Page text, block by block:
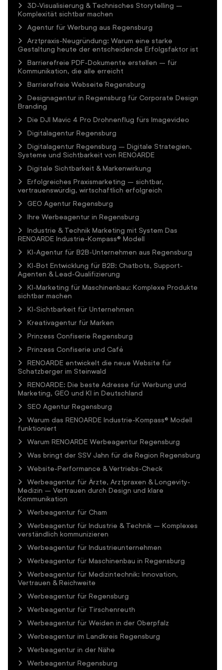
3D-Visualisierung & Technisches Storytelling –
Komplexität sichtbar machen
Agentur für Werbung aus Regensburg
Arztpraxis-Neugründung: Warum eine starke
Gestaltung heute der entscheidende Erfolgsfaktor ist
Barrierefreie PDF-Dokumente erstellen – für
Kommunikation, die alle erreicht
Barrierefreie Webseite Regensburg
Designagentur in Regensburg für Corporate Design
Branding
Die DJI Mavic 4 Pro Drohnenflug fürs Imagevideo
Digitalagentur Regensburg
Digitalagentur Regensburg – Digitale Strategien,
Systeme und Sichtbarkeit von RENOARDE
Digitale Sichtbarkeit & Markenwirkung
Erfolgreiches Praxismarketing – sichtbar,
vertrauenswürdig, wirtschaftlich erfolgreich
GEO Agentur Regensburg
Ihre Werbeagentur in Regensburg
Industrie & Technik Marketing mit System Das
RENOARDE Industrie-Kompass® Modell
KI-Agentur für B2B-Unternehmen aus Regensburg
KI-Bot Entwicklung für B2B: Chatbots, Support-
Agenten & Lead-Qualifizierung
KI-Marketing für Maschinenbau: Komplexe Produkte
sichtbar machen
KI-Sichtbarkeit für Unternehmen
Kreativagentur für Marken
Prinzess Confiserie Regensburg
Prinzess Confiserie und Café
RENOARDE entwickelt die neue Website für
Schatzberger im Steinwald
RENOARDE: Die beste Adresse für Werbung und
Marketing, GEO und KI in Deutschland
SEO Agentur Regensburg
Warum das RENOARDE Industrie-Kompass® Modell
funktioniert
Warum RENOARDE Werbeagentur Regensburg
Was bringt der SSV Jahn für die Region Regensburg
Website-Performance & Vertriebs-Check
Werbeagentur für Ärzte, Arztpraxen & Longevity-
Medizin – Vertrauen durch Design und klare
Kommunikation
Werbeagentur für Cham
Werbeagentur für Industrie & Technik – Komplexes
verständlich kommunizieren
Werbeagentur für Industrieunternehmen
Werbeagentur für Maschinenbau in Regensburg
Werbeagentur für Medizintechnik: Innovation,
Vertrauen & Reichweite
Werbeagentur für Regensburg
Werbeagentur für Tirschenreuth
Werbeagentur für Weiden in der Oberpfalz
Werbeagentur im Landkreis Regensburg
Werbeagentur in der Nähe
Werbeagentur Regensburg